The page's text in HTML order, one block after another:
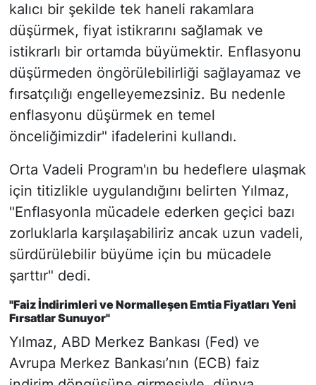
kalıcı bir şekilde tek haneli rakamlara
düşürmek, fiyat istikrarını sağlamak ve
istikrarlı bir ortamda büyümektir. Enflasyonu
düşürmeden öngörülebilirliği sağlayamaz ve
fırsatçılığı engelleyemezsiniz. Bu nedenle
enflasyonu düşürmek en temel
önceliğimizdir" ifadelerini kullandı.
Orta Vadeli Program'ın bu hedeflere ulaşmak
için titizlikle uygulandığını belirten Yılmaz,
"Enflasyonla mücadele ederken geçici bazı
zorluklarla karşılaşabiliriz ancak uzun vadeli,
sürdürülebilir büyüme için bu mücadele
şarttır" dedi.
"Faiz İndirimleri ve Normalleşen Emtia Fiyatları Yeni
Fırsatlar Sunuyor"
Yılmaz, ABD Merkez Bankası (Fed) ve
Avrupa Merkez Bankası’nın (ECB) faiz